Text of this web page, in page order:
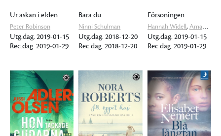
Ur askan i elden
Peter Robinson
Utg.dag. 2019-01-15
Rec.dag. 2019-01-29
Bara du
Ninni Schulman
Utg.dag. 2018-12-20
Rec.dag. 2018-12-20
Försoningen
Hannah Widell, Amanda Schulman
Utg.dag. 2019-01-15
Rec.dag. 2019-01-29